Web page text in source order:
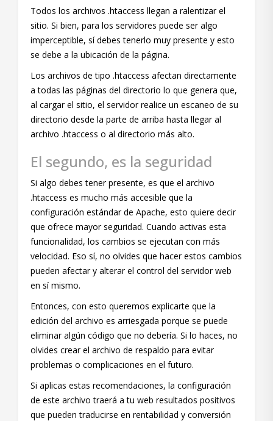
Todos los archivos .htaccess llegan a ralentizar el
sitio. Si bien, para los servidores puede ser algo
imperceptible, sí debes tenerlo muy presente y esto
se debe a la ubicación de la página.
Los archivos de tipo .htaccess afectan directamente
a todas las páginas del directorio lo que genera que,
al cargar el sitio, el servidor realice un escaneo de su
directorio desde la parte de arriba hasta llegar al
archivo .htaccess o al directorio más alto.
El segundo, es la seguridad
Si algo debes tener presente, es que el archivo
.htaccess es mucho más accesible que la
configuración estándar de Apache, esto quiere decir
que ofrece mayor seguridad. Cuando activas esta
funcionalidad, los cambios se ejecutan con más
velocidad. Eso sí, no olvides que hacer estos cambios
pueden afectar y alterar el control del servidor web
en sí mismo.
Entonces, con esto queremos explicarte que la
edición del archivo es arriesgada porque se puede
eliminar algún código que no debería. Si lo haces, no
olvides crear el archivo de respaldo para evitar
problemas o complicaciones en el futuro.
Si aplicas estas recomendaciones, la configuración
de este archivo traerá a tu web resultados positivos
que pueden traducirse en rentabilidad y conversión